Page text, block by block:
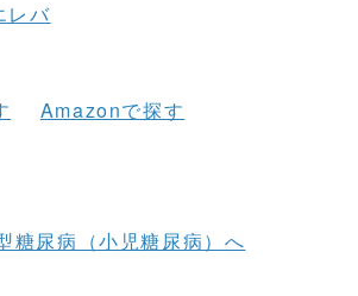
レバ
Amazonで探す